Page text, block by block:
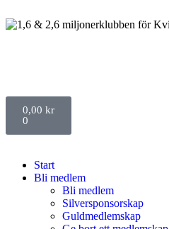
0,00 kr
0
Start
Bli medlem
Bli medlem
Silversponsorskap
Guldmedlemskap